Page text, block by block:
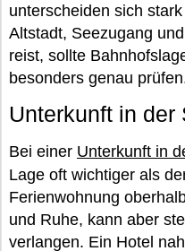
unterscheiden sich
Altstadt, Seezugang
reist, sollte
besonders genau
Unterkunft in der
Bei einer Unterkunft in
Lage oft wichtiger als
Ferienwohnung
und Ruhe, kann aber
verlangen. Ein Hotel